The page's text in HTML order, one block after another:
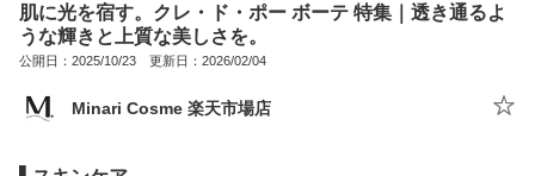
肌に光を宿す。クレ・ド・ポー ボーテ 特集｜透き通るよ
うな輝きと上質な美しさを。
公開日：2025/10/23 更新日：2026/02/04
Minari Cosme 楽天市場店